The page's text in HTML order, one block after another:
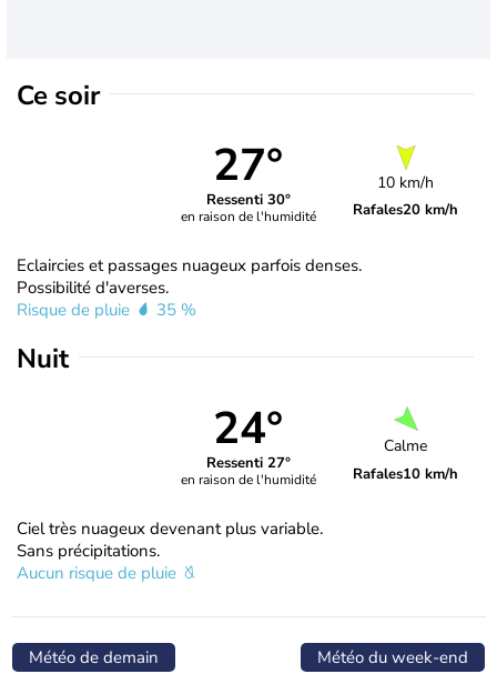
Ce soir
27°
Ressenti 30°
en raison de l'humidité
10 km/h
Rafales20 km/h
Eclaircies et passages nuageux parfois denses.
Possibilité d'averses.
Risque de pluie
35 %
Nuit
24°
Ressenti 27°
en raison de l'humidité
Calme
Rafales10 km/h
Ciel très nuageux devenant plus variable.
Sans précipitations.
Aucun risque de pluie
Météo de demain Météo du week-end